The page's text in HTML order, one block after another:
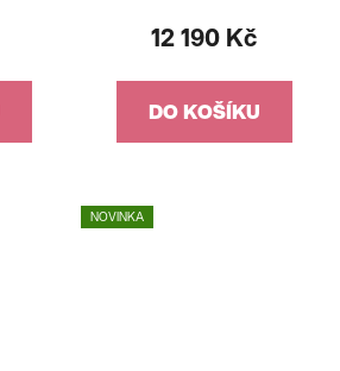
12 190 Kč
DO KOŠÍKU
NOVINKA